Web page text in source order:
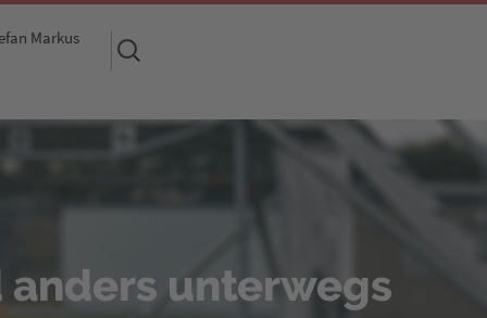
Markus
Suchen
nach:
anders unterwegs